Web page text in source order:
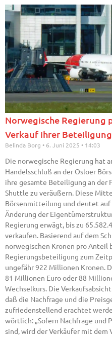
Norwegische Regierung
Verkauf ihrer
Belinda Borg 6. Juni 2025 14:03
Die norwegische Regierung hat
Handelsschluß an der Osloer
ihre gesamte Beteiligung an der
Shuttle zu veräußern. Diese
Börsenmitteilung und deutet
Änderung der
Regierung erwägt, bis zu
verkaufen. Basierend auf dem
norwegischen Kronen pro Anteil
Regierungsbeteiligung zum
ungefähr 922 Millionen Kronen.
81 Millionen Euro oder 88
Wechselkurs. Die
daß die Nachfrage und die
zufriedenstellend erachtet
wörtlich: „Sofern Nachfrage
sind, wird der Verkäufer mit dem